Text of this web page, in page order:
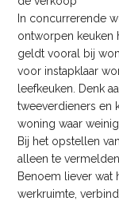
In concurrerende
ontworpen keuken
geldt vooral bij
voor instapklaar
leefkeuken. Denk
tweeverdieners en
woning waar
Bij het opstellen
alleen te
Benoem liever wat
werkruimte,